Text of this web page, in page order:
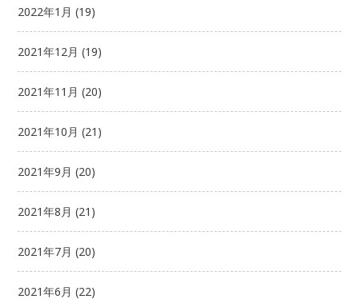
2022年1月 (19)
2021年12月 (19)
2021年11月 (20)
2021年10月 (21)
2021年9月 (20)
2021年8月 (21)
2021年7月 (20)
2021年6月 (22)